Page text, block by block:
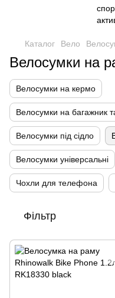
Каталог Вело
Велосумки на
Велосумки на кермо
Велосумки на багажник
Велосумки під сідло
Велосумки універсальні
Чохли для телефона
Фільтр